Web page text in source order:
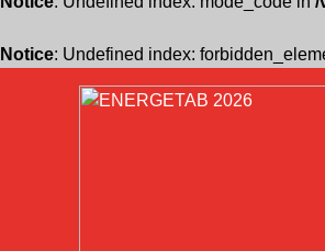
Notice: Undefined index: